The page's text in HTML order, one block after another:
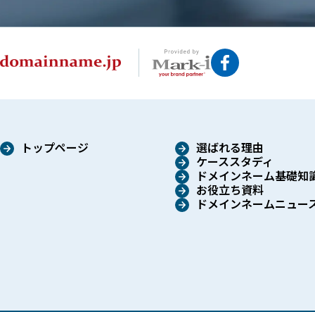
トップページ
選ばれる理由
ケーススタディ
ドメインネーム基礎知
お役立ち資料
ドメインネームニュー